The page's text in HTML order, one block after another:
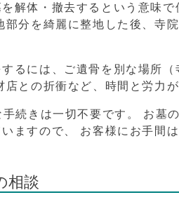
解体・撤去するという意味
分を綺麗に整地した後、寺
るには、ご遺骨を別な場所
との折衝など、時間と労力
続きは一切不要です。 お墓
ますので、 お客様にお手間は
相談